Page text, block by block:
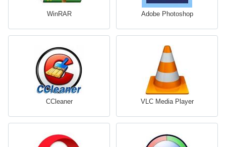
WinRAR Adobe Photoshop
CCleaner VLC Media Player